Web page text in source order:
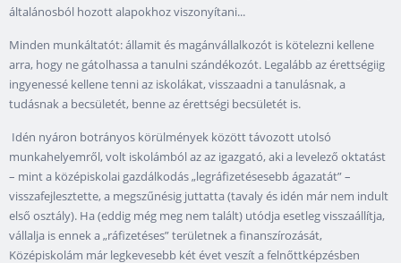
általánosból hozott alapokhoz viszonyítani...
Minden munkáltatót: államit és magánvállalkozót is kötelezni kellene
arra, hogy ne gátolhassa a tanulni szándékozót. Legalább az érettségiig
ingyenessé kellene tenni az iskolákat, visszaadni a tanulásnak, a
tudásnak a becsületét, benne az érettségi becsületét is.
Idén nyáron botrányos körülmények között távozott utolsó
munkahelyemről, volt iskolámból az az igazgató, aki a levelező oktatást
– mint a középiskolai gazdálkodás „legráfizetésesebb ágazatát” –
visszafejlesztette, a megszűnésig juttatta (tavaly és idén már nem indult
első osztály). Ha (eddig még meg nem talált) utódja esetleg visszaállítja,
vállalja is ennek a „ráfizetéses” területnek a finanszírozását,
Középiskolám már legkevesebb két évet veszít a felnőttképzésben